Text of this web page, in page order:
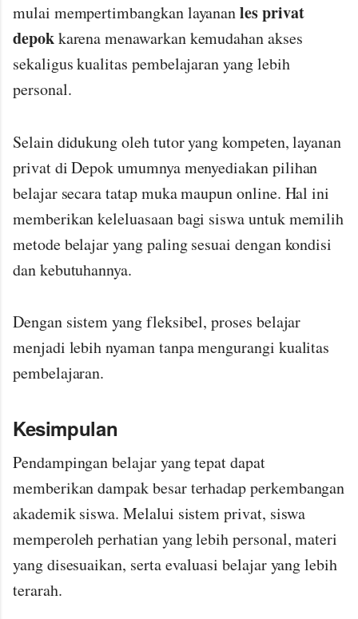
mulai mempertimbangkan layananles privat
depokkarena menawarkan kemudahan akses
sekaligus kualitas pembelajaran yang lebih
personal.
Selain didukung oleh tutor yang kompeten, layanan
privat di Depok umumnya menyediakan pilihan
belajar secara tatap muka maupun online. Hal ini
memberikan keleluasaan bagi siswa untuk memilih
metode belajar yang paling sesuai dengan kondisi
dan kebutuhannya.
Dengan sistem yang fleksibel, proses belajar
menjadi lebih nyaman tanpa mengurangi kualitas
pembelajaran.
Kesimpulan
Pendampingan belajar yang tepat dapat
memberikan dampak besar terhadap perkembangan
akademik siswa. Melalui sistem privat, siswa
memperoleh perhatian yang lebih personal, materi
yang disesuaikan, serta evaluasi belajar yang lebih
terarah.